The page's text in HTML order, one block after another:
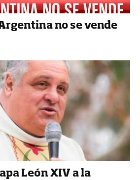
no se vende
León XIV a la